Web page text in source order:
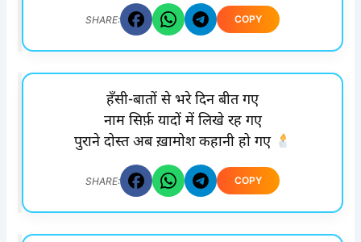
SHARE: COPY
हँसी-बातों से भरे दिन बीत गए
नाम सिर्फ़ यादों में लिखे रह गए
पुराने दोस्त अब ख़ामोश कहानी हो गए
SHARE: COPY